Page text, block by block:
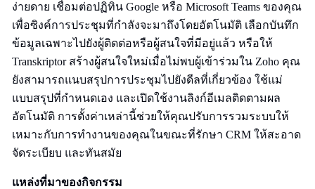
ง่ายดาย เชื่อมต่อปฏิทิน Google หรือ Microsoft Teams ของคุณ
เพื่อซิงค์การประชุมที่กำลังจะมาถึงโดยอัตโนมัติ เลือกบันทึก
ข้อมูลเฉพาะไปยังผู้ติดต่อหรือผู้สนใจที่มีอยู่แล้ว หรือให้
Transkriptor สร้างผู้สนใจใหม่เมื่อไม่พบผู้เข้าร่วมใน Zoho คุณ
ยังสามารถแนบสรุปการประชุมไปยังดีลที่เกี่ยวข้อง ใช้แม่
แบบสรุปที่กำหนดเอง และเปิดใช้งานลิงก์อีเมลติดตามผล
อัตโนมัติ การตั้งค่าเหล่านี้ช่วยให้คุณปรับการรวมระบบให้
เหมาะกับการทำงานของคุณในขณะที่รักษา CRM ให้สะอาด
จัดระเบียบ และทันสมัย
แหล่งที่มาของกิจกรรม